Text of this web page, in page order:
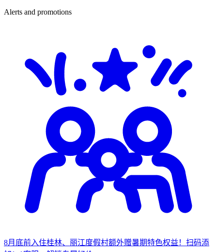
Alerts and promotions
8月底前入住桂林、丽江度假村额外赠暑期特色权益！ 扫码添